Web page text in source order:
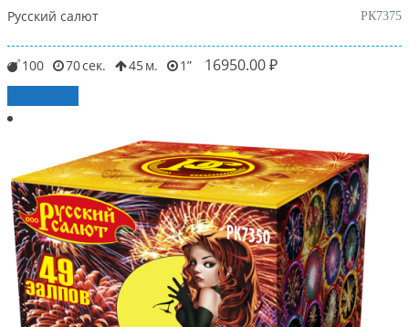
РК7375
Русский салют
100 70 45 1 16950.00₽